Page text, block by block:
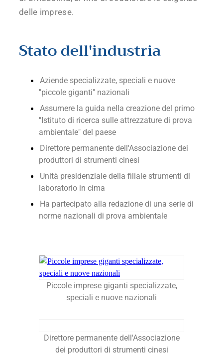
delle imprese.
Stato dell'industria
Aziende specializzate, speciali e nuove
"piccole giganti" nazionali
Assumere la guida nella creazione del primo
"Istituto di ricerca sulle attrezzature di prova
ambientale" del paese
Direttore permanente dell'Associazione dei
produttori di strumenti cinesi
Unità presidenziale della filiale strumenti di
laboratorio in cima
Ha partecipato alla redazione di una serie di
norme nazionali di prova ambientale
Piccole imprese giganti specializzate,
speciali e nuove nazionali
Direttore permanente dell'Associazione
dei produttori di strumenti cinesi